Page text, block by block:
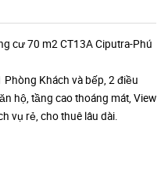
cư 70 m2 CT13A Ciputra-Phú
Khách và bếp, 2 điều
hộ, tầng cao thoáng mát, View
vụ rẻ, cho thuê lâu dài.